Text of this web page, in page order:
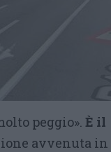
peggio». È il
avvenuta in
di Forte dei Marmi® ...